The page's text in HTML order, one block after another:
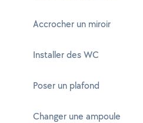
Accrocher un miroir
Installer des WC
Poser un plafond
Changer une ampoule